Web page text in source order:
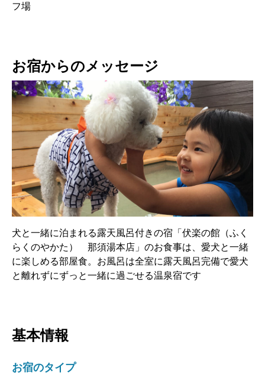
フ場
お宿からのメッセージ
犬と一緒に泊まれる露天風呂付きの宿「伏楽の館（ふく
らくのやかた） 那須湯本店」のお食事は、愛犬と一緒
に楽しめる部屋食。お風呂は全室に露天風呂完備で愛犬
と離れずにずっと一緒に過ごせる温泉宿です
基本情報
お宿のタイプ